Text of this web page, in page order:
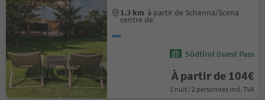
1.3 km à partir de Schenna/Scena
centre de
Südtirol Guest Pass
À partir de 104€
1 nuit / 2 personnes incl. TVA